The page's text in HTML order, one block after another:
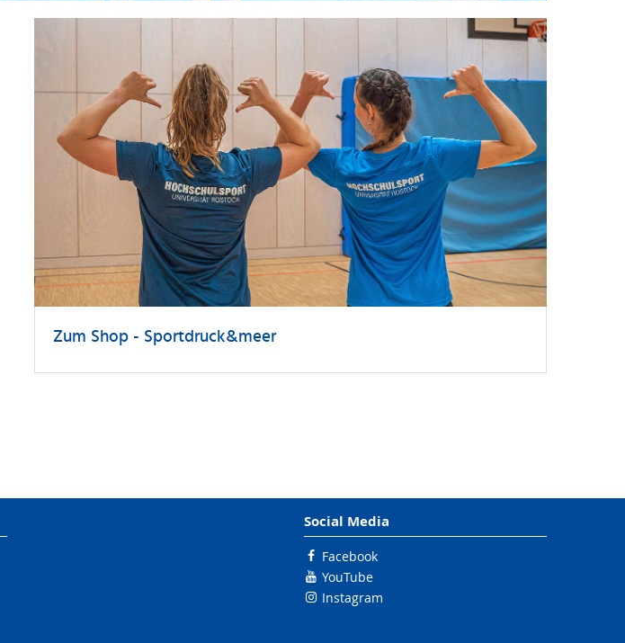
Zum Shop - Sportdruck&meer
Social Media
Facebook
YouTube
Instagram